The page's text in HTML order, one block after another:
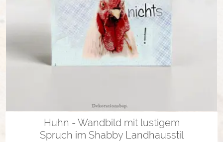
in vielen Varianten
Huhn - Wandbild mit lustigem
Spruch im Shabby Landhausstil